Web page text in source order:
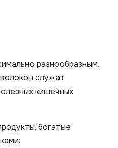
разнообразным.
служат
кишечных
богатые